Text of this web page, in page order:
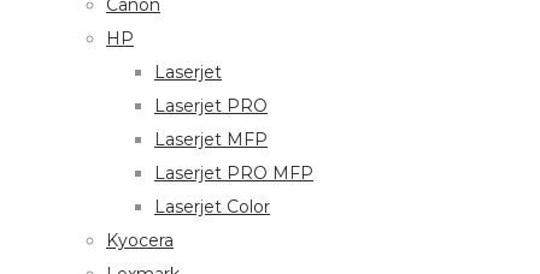
Canon
HP
Laserjet
Laserjet PRO
Laserjet MFP
Laserjet PRO MFP
Laserjet Color
Kyocera